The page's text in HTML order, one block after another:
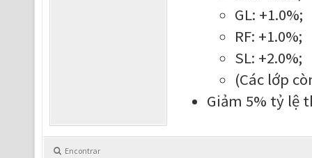
GL: +1.0%;
RF: +1.0%;
SL: +2.0%;
(Các lớp
Giảm 5% tỷ lệ
Encontrar